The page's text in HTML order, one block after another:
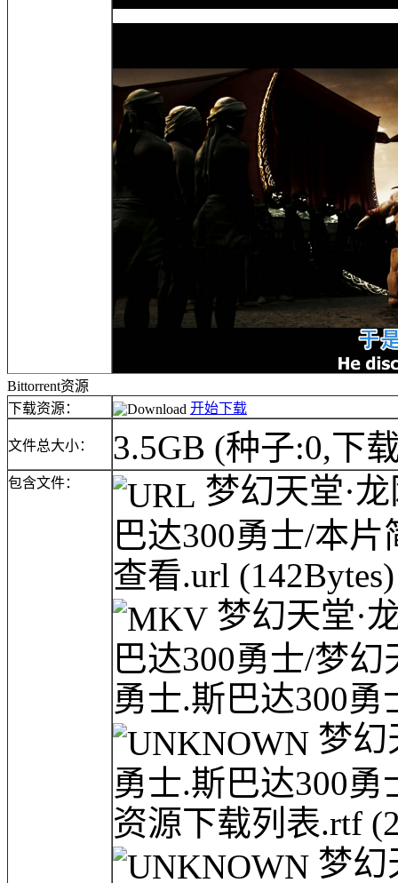
Bittorrent资源
下载资源：
开始下载
文件总大小： 3.5GB (种子:0,下
包含文件：
梦幻天堂·
巴达300勇士/本
查看.url (142Bytes)
梦幻天堂·
巴达300勇士/梦幻
勇士.斯巴达300
梦幻
勇士.斯巴达300
资源下载列表.rtf
梦幻